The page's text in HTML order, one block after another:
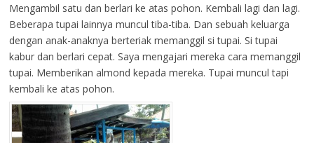
Mengambil satu dan berlari ke atas pohon. Kembali lagi dan lagi.
Beberapa tupai lainnya muncul tiba-tiba. Dan sebuah keluarga
dengan anak-anaknya berteriak memanggil si tupai. Si tupai
kabur dan berlari cepat. Saya mengajari mereka cara memanggil
tupai. Memberikan almond kepada mereka. Tupai muncul tapi
kembali ke atas pohon.